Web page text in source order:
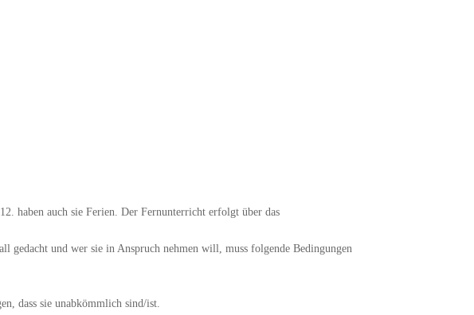
haben auch sie Ferien. Der Fernunterricht erfolgt über das
und wer sie in Anspruch nehmen will, muss folgende Bedingungen
dass sie unabkömmlich sind/ist.